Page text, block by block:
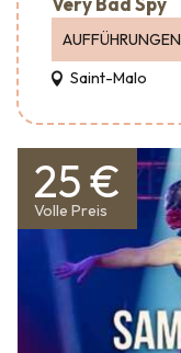
AUFFÜHRUNGEN
Saint-Malo
25 €
Volle Preis